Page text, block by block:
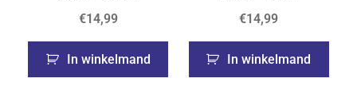
€14,99
In winkelmand
€14,99
In winkelmand